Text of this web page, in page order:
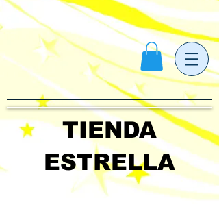
TIENDA
ESTRELLA